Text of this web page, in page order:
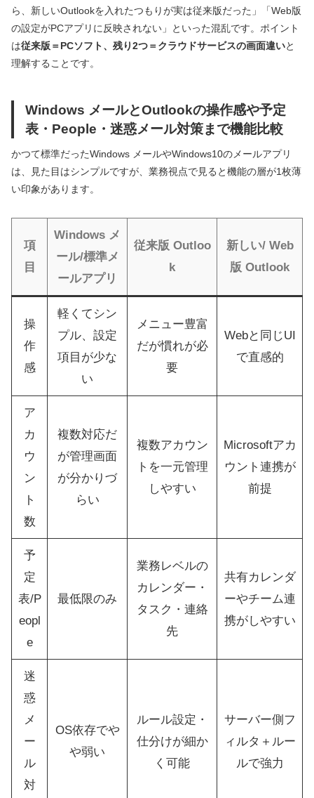
ら、新しいOutlookを入れたつもりが実は従来版だった」「Web版
の設定がPCアプリに反映されない」といった混乱です。ポイント
は従来版＝PCソフト、残り2つ＝クラウドサービスの画面違いと
理解することです。
Windows メールとOutlookの操作感や予定
表・People・迷惑メール対策まで機能比較
かつて標準だったWindows メールやWindows10のメールアプリ
は、見た目はシンプルですが、業務視点で見ると機能の層が1枚薄
い印象があります。
項
目
Windows メ
ール/標準メ
ールアプリ
従来版 Outloo
k
新しい/ Web
版 Outlook
操
作
感
軽くてシン
プル、設定
項目が少な
い
メニュー豊富
だが慣れが必
要
Webと同じUI
で直感的
ア
カ
ウ
ン
ト
数
複数対応だ
が管理画面
が分かりづ
らい
複数アカウン
トを一元管理
しやすい
Microsoftアカ
ウント連携が
前提
予
定
表/P
eopl
e
最低限のみ
業務レベルの
カレンダー・
タスク・連絡
先
共有カレンダ
ーやチーム連
携がしやすい
迷
惑
メ
ー
ル
対
OS依存でや
や弱い
ルール設定・
仕分けが細か
く可能
サーバー側フ
ィルタ＋ルー
ルで強力